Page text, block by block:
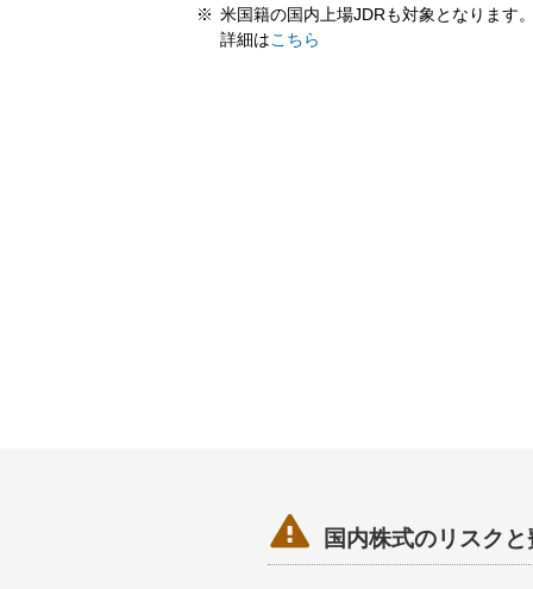
米国籍の国内上場JDRも対象となります
詳細はこちら
 国内株式のリスク